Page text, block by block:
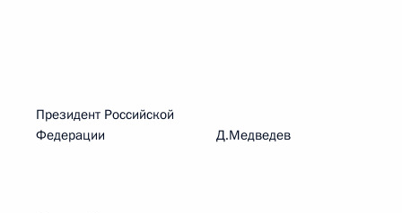
Президент Российской
Федерации Д.Медведев